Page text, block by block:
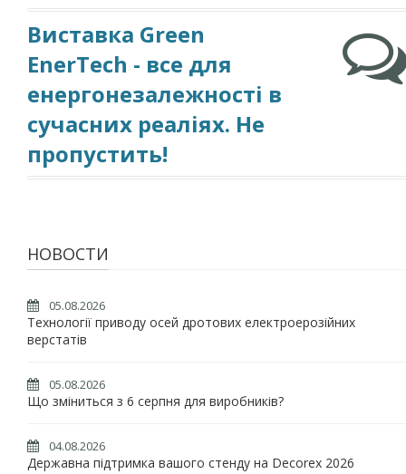
Виставка Green
EnerTech - все для
енергонезалежності в
сучасних реаліях. Не
пропустить!
НОВОСТИ
05.08.2026
Технології приводу осей дротових електроерозійних
верстатів
05.08.2026
Що зміниться з 6 серпня для виробників?
04.08.2026
Державна підтримка вашого стенду на Decorex 2026